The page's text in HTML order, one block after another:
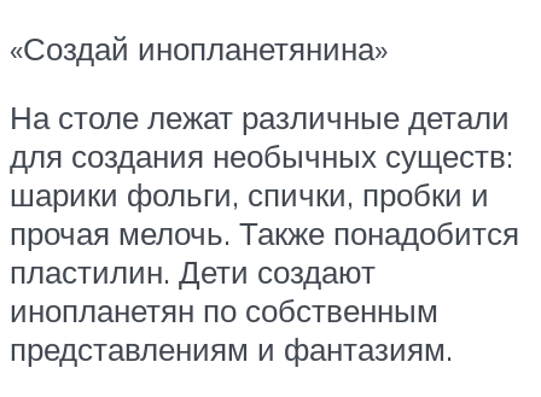
«Создай инопланетянина»
На столе лежат различные детали
для создания необычных существ:
шарики фольги, спички, пробки и
прочая мелочь. Также понадобится
пластилин. Дети создают
инопланетян по собственным
представлениям и фантазиям.